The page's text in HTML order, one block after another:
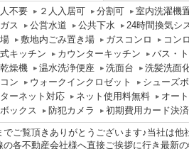
不要 ２人入居可 分割可 室内洗濯機
ス
公営水道 公共下水 24時間換気シ
敷地内ごみ置き場 ガスコンロ コン
キッチン
カウンターキッチン バス・
燥機
温水洗浄便座 洗面台 洗髪洗面
ン
ウォークインクロゼット シューズ
ーネット対応
ネット使用料無料 オー
ックス
防犯カメラ 初期費用カード決
でご覧頂きありがとうございます♪当社は他
の各不動産会社様へ直接ご挨拶に行き最新